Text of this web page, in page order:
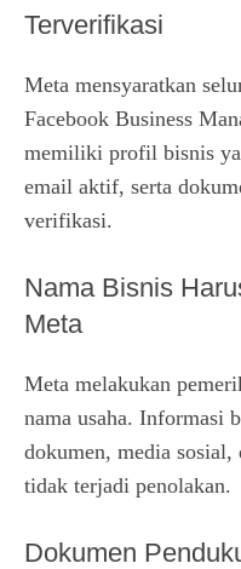
Terverifikasi
Meta mensyaratkan
Facebook Business
memiliki profil bisnis
email aktif, serta
verifikasi.
Nama Bisnis
Meta
Meta melakukan
nama usaha. Informasi
dokumen, media sosial,
tidak terjadi penolakan.
Dokumen